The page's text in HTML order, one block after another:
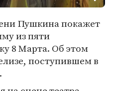
Пушкина покажет
из пяти
8 Марта. Об этом
поступившем в